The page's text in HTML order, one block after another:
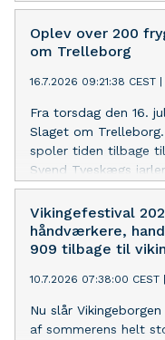
der blev UNESCO
rammen om en
levende musik – og
Oplev over 200
om Trelleborg
16.7.2026 09:21:38 CEST
Fra torsdag den 16.
Slaget om
spoler tiden tilbage
Svend Tveskægs
Den stærkeste hær
vinder ’Slaget om
Vikingefestival
håndværkere,
909 tilbage til
10.7.2026 07:38:00 CEST
Nu slår
af sommerens helt